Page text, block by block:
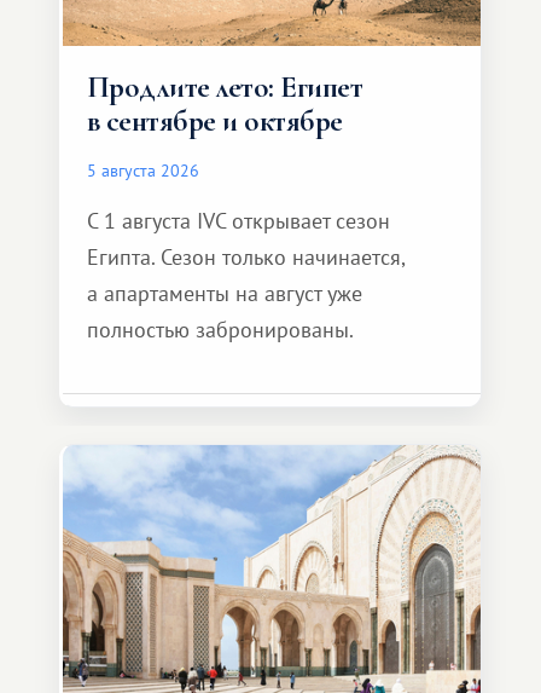
Продлите лето: Египет
в сентябре и октябре
5 августа 2026
С 1 августа IVC открывает сезон
Египта. Сезон только начинается,
а апартаменты на август уже
полностью забронированы.